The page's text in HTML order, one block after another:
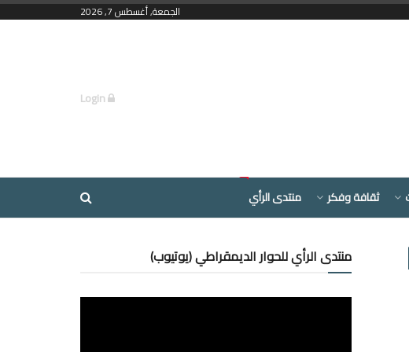
الجمعة, أغسطس 7, 2026
ثقافة وفكر منتدى الرأي
منتدى الرأي للحوار الديمقراطي (يوتيوب)